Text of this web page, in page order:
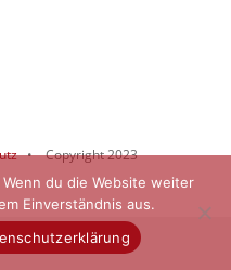
• Copyright 2023
du die Website weiter
Einverständnis aus.